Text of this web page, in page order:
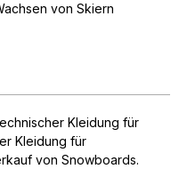
von Skiern
Kleidung für
Kleidung für
von Snowboards